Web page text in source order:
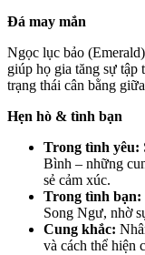
Đá may mắn
Ngọc lục bảo
giúp họ gia tăng sự
trạng thái cân bằng
Hẹn hò & tình bạn
Trong tình yêu:
Bình – những
sẻ cảm xúc.
Trong tình bạn:
Song Ngư, nhờ
Cung khắc:
và cách thể hiện